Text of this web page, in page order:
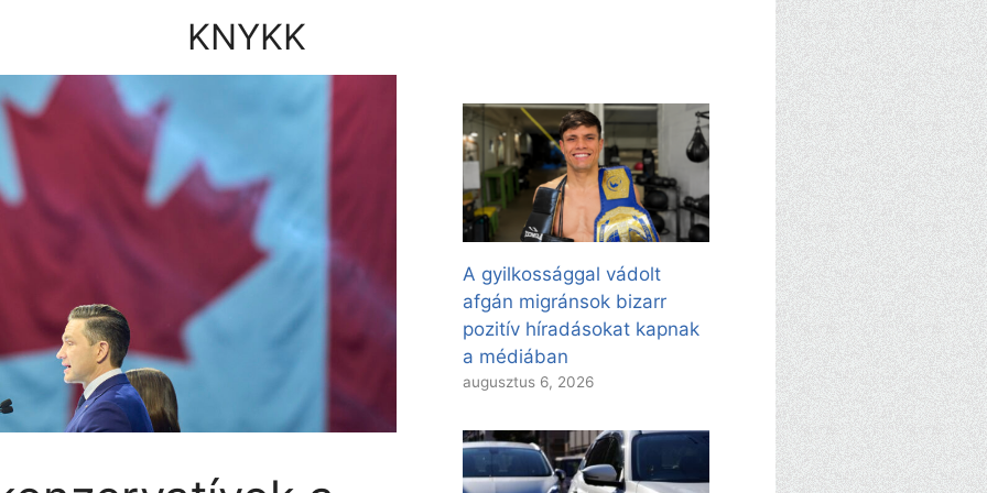
KNYKK
A gyilkossággal vádolt
afgán migránsok bizarr
pozitív híradásokat kapnak
a médiában
augusztus 6, 2026